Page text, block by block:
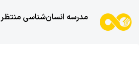
مدرسه انسان‌شناسی منتظر